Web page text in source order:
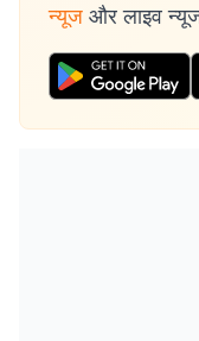
न्यूज और लाइव